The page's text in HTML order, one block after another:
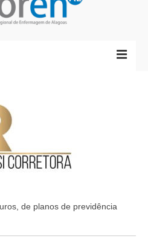
futuro e valores
ao Cidadão
de planos de previdência